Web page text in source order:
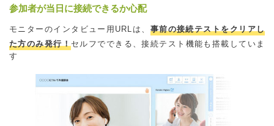
参加者が当日に接続できるか心配
モニターのインタビュー用URLは、 事前の接続テストをクリアし
た方のみ発行！セルフでできる、接続テスト機能も搭載していま
す